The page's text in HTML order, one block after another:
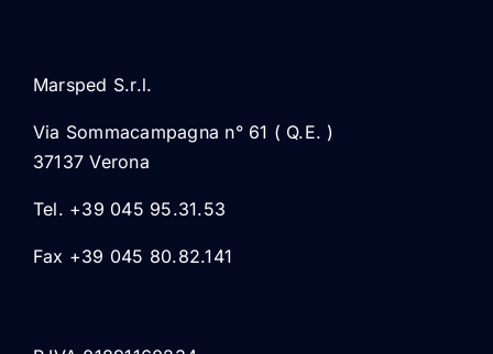
Marsped S.r.l.
Via Sommacampagna n° 61 ( Q.E. )
37137 Verona
Tel. +39 045 95.31.53
Fax +39 045 80.82.141